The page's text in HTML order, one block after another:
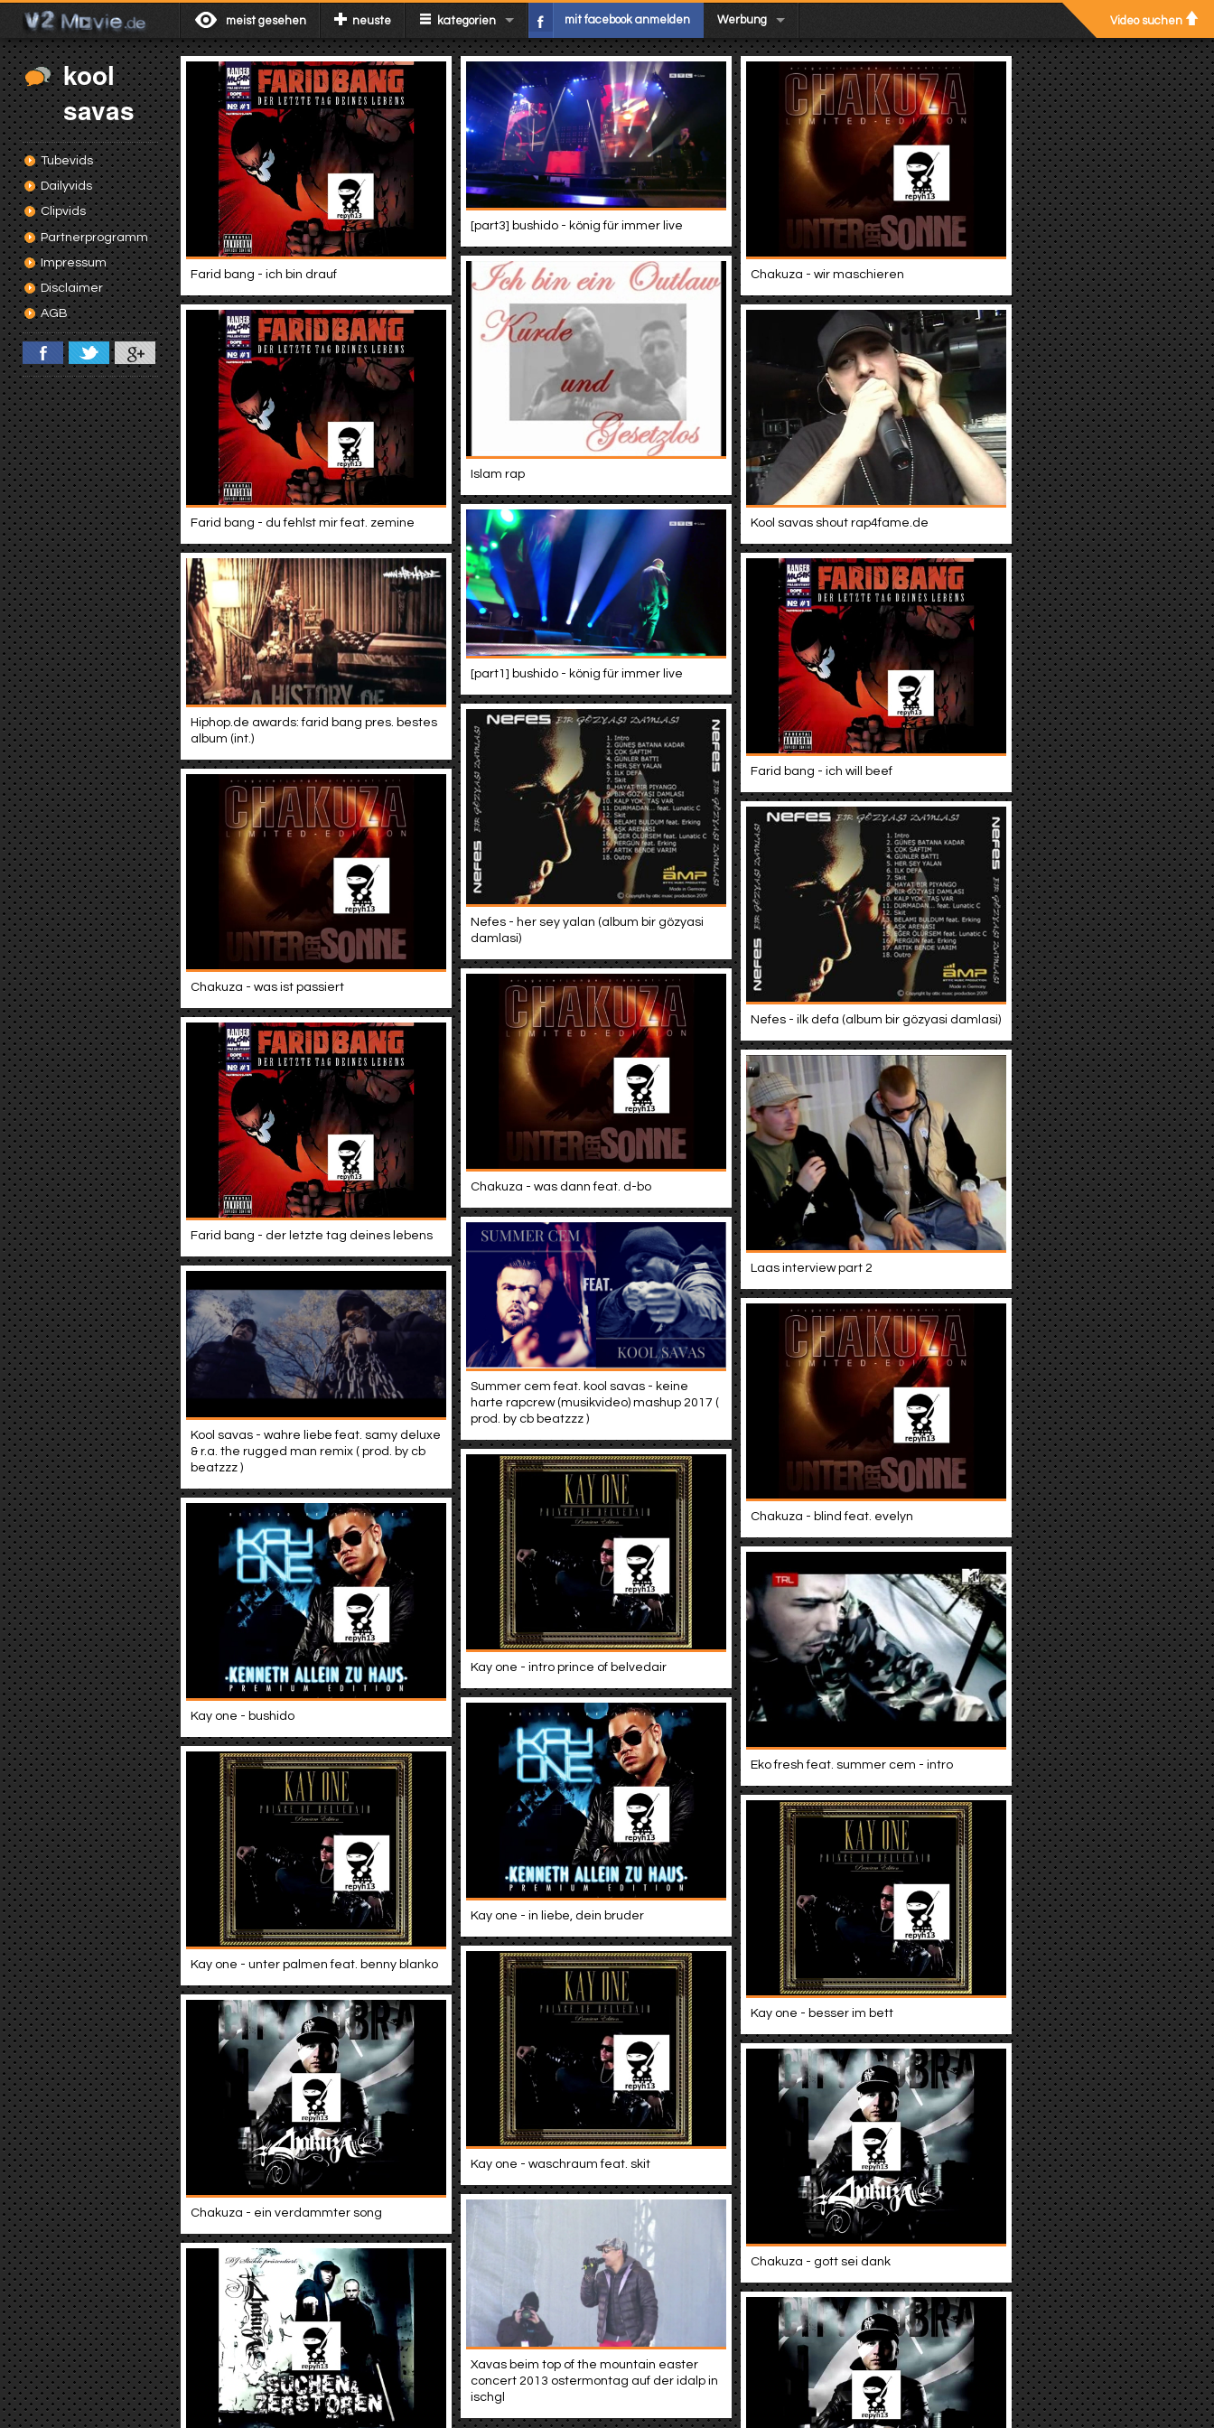
meist gesehen neuste kategorien mit facebook anmelden Werbung Video suchen
kool
savas
Tubevids
Dailyvids
Clipvids
Partnerprogramm
Impressum
Disclaimer
AGB
Farid bang - ich bin drauf
[part3] bushido - könig für immer live
Chakuza - wir maschieren
Islam rap
Farid bang - du fehlst mir feat. zemine Kool savas shout rap4fame.de
[part1] bushido - könig für immer live
Hiphop.de awards: farid bang pres. bestes
album (int.)
Farid bang - ich will beef
Nefes - her sey yalan (album bir gözyasi
damlasi)
Chakuza - was ist passiert
Nefes - ilk defa (album bir gözyasi damlasi)
Chakuza - was dann feat. d-bo
Farid bang - der letzte tag deines lebens
Laas interview part 2
Summer cem feat. kool savas - keine
harte rapcrew (musikvideo) mashup 2017 (
prod. by cb beatzzz )
Kool savas - wahre liebe feat. samy deluxe
& r.a. the rugged man remix ( prod. by cb
beatzzz )
Chakuza - blind feat. evelyn
Kay one - intro prince of belvedair
Kay one - bushido
Eko fresh feat. summer cem - intro
Kay one - in liebe, dein bruder
Kay one - unter palmen feat. benny blanko
Kay one - besser im bett
Kay one - waschraum feat. skit
Chakuza - ein verdammter song
Chakuza - gott sei dank
Xavas beim top of the mountain easter
concert 2013 ostermontag auf der idalp in
ischgl